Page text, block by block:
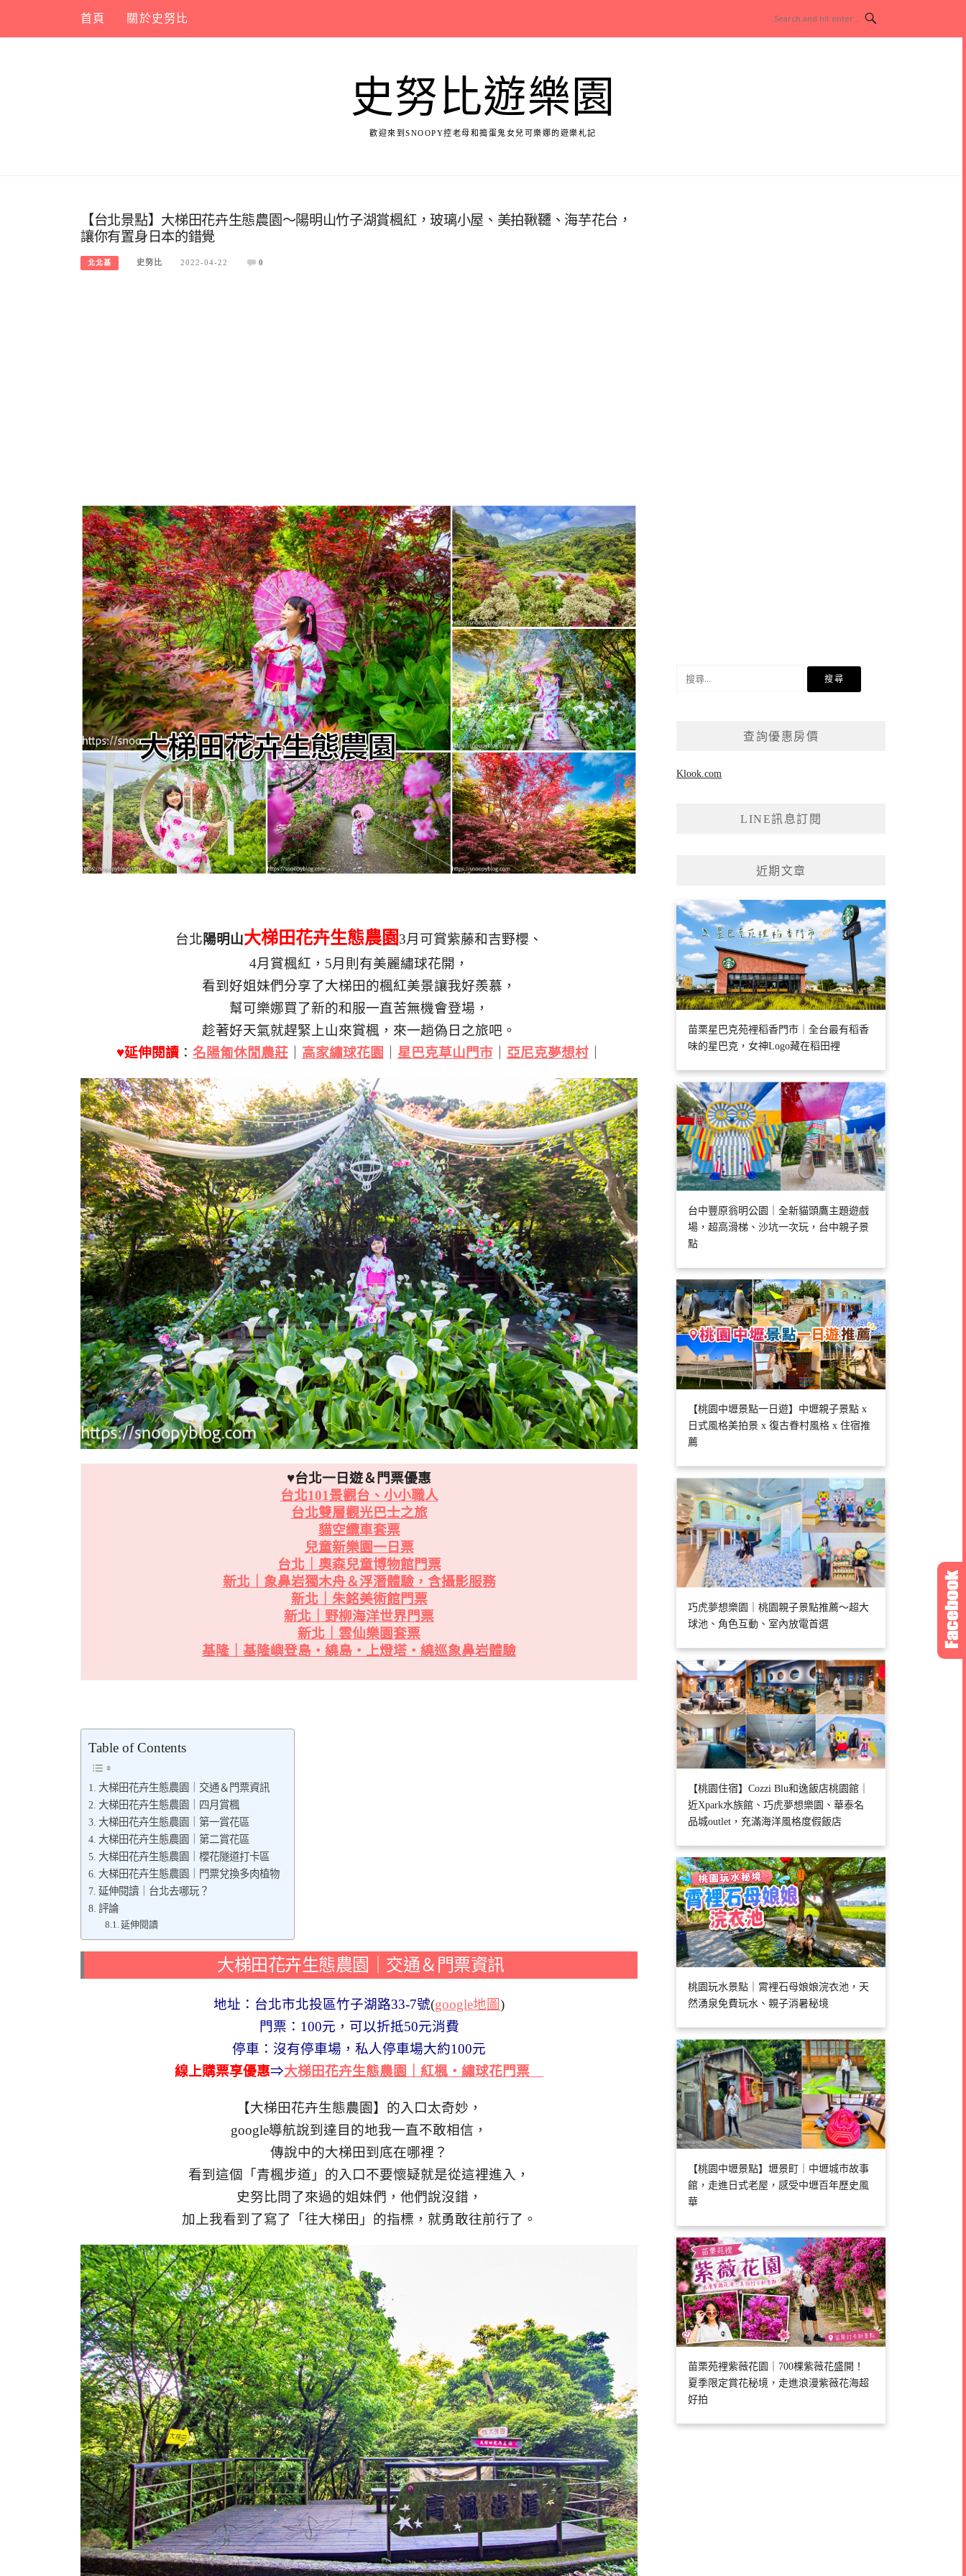
content
首頁 關於史努比
史努比遊樂園
歡迎來到SNOOPY控老母和搗蛋鬼女兒可樂娜的遊樂札記
【台北景點】大梯田花卉生態農園～陽明山竹子湖賞楓紅，玻璃小屋、美拍鞦韆、海芋花台，
讓你有置身日本的錯覺
北北基 史努比 2022-04-22 0
台北陽明山大梯田花卉生態農園3月可賞紫藤和吉野櫻、
4月賞楓紅，5月則有美麗繡球花開，
看到好姐妹們分享了大梯田的楓紅美景讓我好羨慕，
幫可樂娜買了新的和服一直苦無機會登場，
趁著好天氣就趕緊上山來賞楓，來一趟偽日之旅吧。
♥延伸閱讀： 名陽匍休閒農莊｜ 高家繡球花園 星巴克草山門市｜ 亞尼克夢想村｜
♥台北一日遊＆門票優惠
台北101景觀台、小小職人
台北雙層觀光巴士之旅
貓空纜車套票
兒童新樂園一日票
台北｜奧森兒童博物館門票
新北｜象鼻岩獨木舟＆浮潛體驗，含攝影服務
新北｜朱銘美術館門票
新北｜野柳海洋世界門票
新北｜雲仙樂園套票
基隆｜基隆嶼登島・繞島・上燈塔・繞巡象鼻岩體驗
Table of Contents
大梯田花卉生態農園｜交通＆門票資訊
大梯田花卉生態農園｜四月賞楓
大梯田花卉生態農園｜第一賞花區
大梯田花卉生態農園｜第二賞花區
大梯田花卉生態農園｜櫻花隧道打卡區
大梯田花卉生態農園｜門票兌換多肉植物
延伸閱讀｜台北去哪玩？
評論
延伸閱讀
大梯田花卉生態農園｜交通＆門票資訊
地址：台北市北投區竹子湖路33-7號(google地圖)
門票：100元，可以折抵50元消費
停車：沒有停車場，私人停車場大約100元
線上購票享優惠⇒大梯田花卉生態農園｜紅楓・繡球花門票
【大梯田花卉生態農園】的入口太奇妙，
google導航說到達目的地我一直不敢相信，
傳說中的大梯田到底在哪裡？
看到這個「青楓步道」的入口不要懷疑就是從這裡進入，
史努比問了來過的姐妹們，他們說沒錯，
加上我看到了寫了「往大梯田」的指標，就勇敢往前行了。
查詢優惠房價
Klook.com
LINE訊息訂閱
近期文章
苗栗星巴克苑裡稻香門市｜全台最有稻香
味的星巴克，女神Logo藏在稻田裡
台中豐原翁明公園｜全新貓頭鷹主題遊戲
場，超高滑梯、沙坑一次玩，台中親子景
點
【桃園中壢景點一日遊】中壢親子景點 x
日式風格美拍景 x 復古眷村風格 x 住宿推
薦
巧虎夢想樂園｜桃園親子景點推薦～超大
球池、角色互動、室內放電首選
【桃園住宿】Cozzi Blu和逸飯店桃園館｜
近Xpark水族館、巧虎夢想樂園、華泰名
品城outlet，充滿海洋風格度假飯店
桃園玩水景點｜霄裡石母娘娘浣衣池，天
然湧泉免費玩水、親子消暑秘境
【桃園中壢景點】壢景町｜中壢城市故事
館，走進日式老屋，感受中壢百年歷史風
華
苗栗苑裡紫薇花園｜700棵紫薇花盛開！
夏季限定賞花秘境，走進浪漫紫薇花海超
好拍